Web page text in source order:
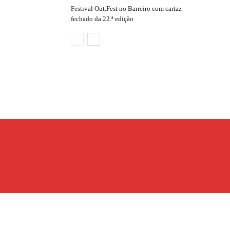
Festival Out.Fest no Barreiro com cartaz
fechado da 22.ª edição